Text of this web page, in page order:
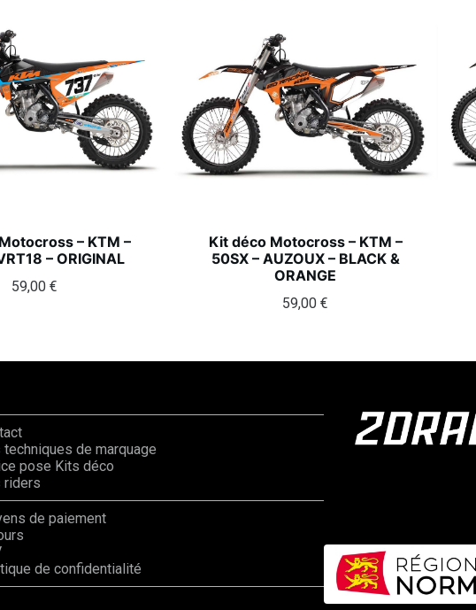
– KTM –
– ORIGINAL
59,00 €
Kit déco Motocross – KTM –
50SX – AUZOUX – BLACK &
ORANGE
59,00€
techniques de marquage
pose Kits déco
riders
de paiement
de confidentialité